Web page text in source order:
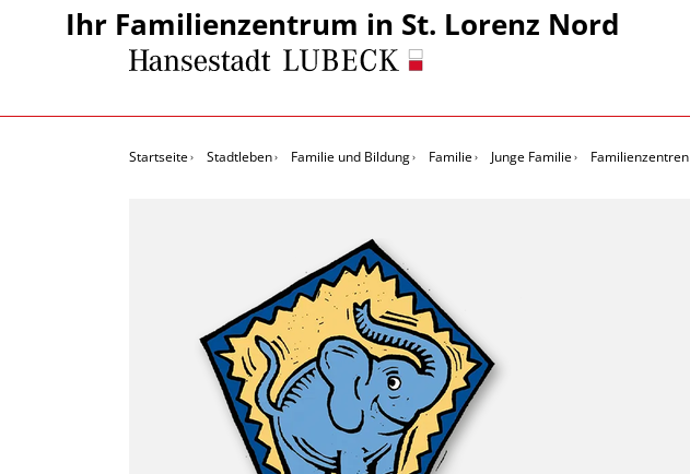
Ihr Familienzentrum in St. Lorenz Nord
Startseite Stadtleben Familie und Bildung Familie Junge Familie Familienzentren